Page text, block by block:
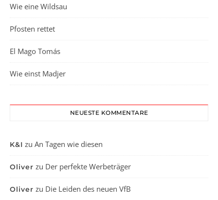
Wie eine Wildsau
Pfosten rettet
El Mago Tomás
Wie einst Madjer
NEUESTE KOMMENTARE
K&I zu An Tagen wie diesen
Oliver zu Der perfekte Werbeträger
Oliver zu Die Leiden des neuen VfB